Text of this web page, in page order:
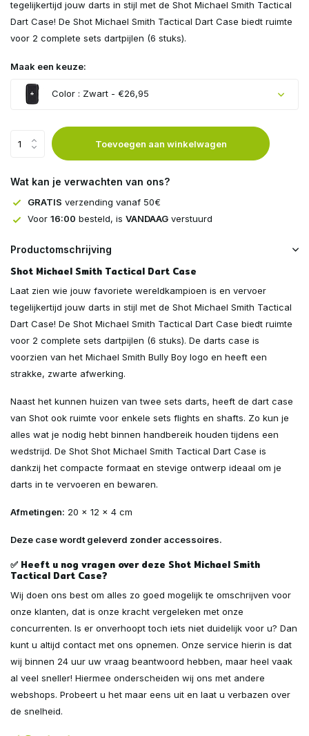
tegelijkertijd jouw darts in stijl met de Shot Michael Smith Tactical
Dart Case! De Shot Michael Smith Tactical Dart Case biedt ruimte
voor 2 complete sets dartpijlen (6 stuks).
Maak een keuze:
Color : Zwart - €26,95
Toevoegen aan winkelwagen
Wat kan je verwachten van ons?
GRATIS verzending vanaf 50€
Voor 16:00 besteld, is VANDAAG verstuurd
Productomschrijving
Shot Michael Smith Tactical Dart Case
Laat zien wie jouw favoriete wereldkampioen is en vervoer
tegelijkertijd jouw darts in stijl met de Shot Michael Smith Tactical
Dart Case! De Shot Michael Smith Tactical Dart Case biedt ruimte
voor 2 complete sets dartpijlen (6 stuks). De darts case is
voorzien van het Michael Smith Bully Boy logo en heeft een
strakke, zwarte afwerking.
Naast het kunnen huizen van twee sets darts, heeft de dart case
van Shot ook ruimte voor enkele sets flights en shafts. Zo kun je
alles wat je nodig hebt binnen handbereik houden tijdens een
wedstrijd. De Shot Shot Michael Smith Tactical Dart Case is
dankzij het compacte formaat en stevige ontwerp ideaal om je
darts in te vervoeren en bewaren.
Afmetingen: 20 x 12 x 4 cm
Deze case wordt geleverd zonder accessoires.
✅ Heeft u nog vragen over deze Shot Michael Smith
Tactical Dart Case?
Wij doen ons best om alles zo goed mogelijk te omschrijven voor
onze klanten, dat is onze kracht vergeleken met onze
concurrenten. Is er onverhoopt toch iets niet duidelijk voor u? Dan
kunt u altijd contact met ons opnemen. Onze service hierin is dat
wij binnen 24 uur uw vraag beantwoord hebben, maar heel vaak
al veel sneller! Hiermee onderscheiden wij ons met andere
webshops. Probeert u het maar eens uit en laat u verbazen over
de snelheid.